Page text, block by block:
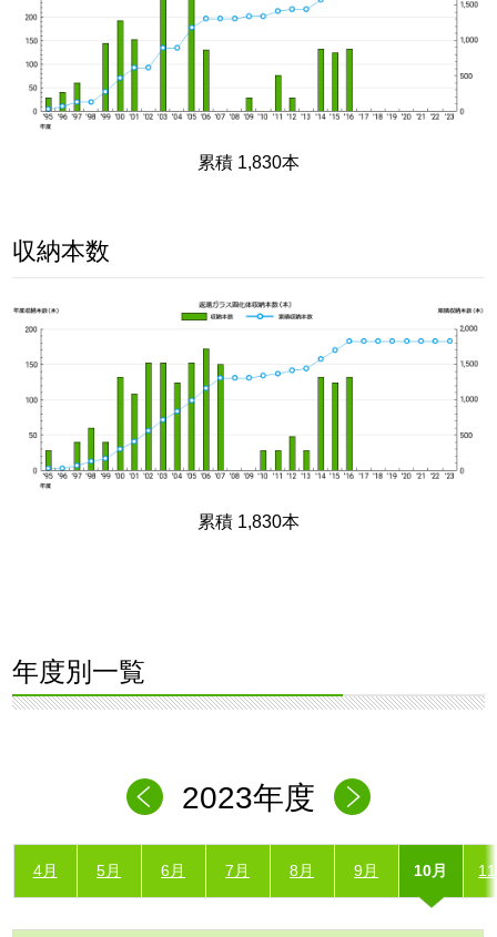
累積 1,830本
収納本数
累積 1,830本
年度別一覧
2023年度
4月 5月 6月 7月 8月 9月 10月